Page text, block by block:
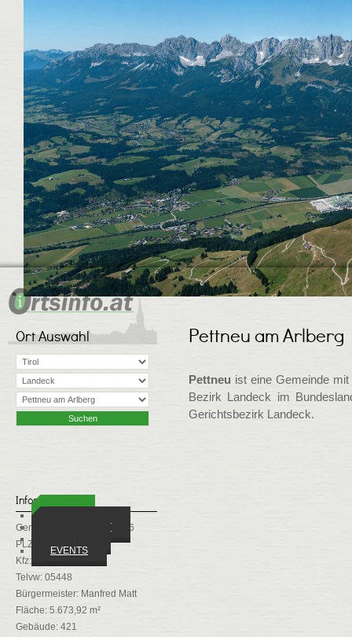
WIRTSCHAFT
EVENTS
Ort Auswahl
Infos
Gemeindekennziffer: 70616
PLZ: 6574
Kfz: LA
Telvw: 05448
Bürgermeister: Manfred Matt
Fläche: 5.673,92 m²
Gebäude: 421
Pettneu am Arlberg
Pettneu ist eine Gemeinde
Bezirk Landeck im
Gerichtsbezirk Landeck.